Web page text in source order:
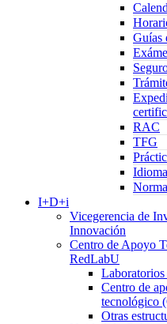
Guías
RAC
TFG
I+D+i
Vicegerencia de
Innovación
Centro de Apoyo
RedLabU
Laboratorios
Centro de
tecnológico
Otras